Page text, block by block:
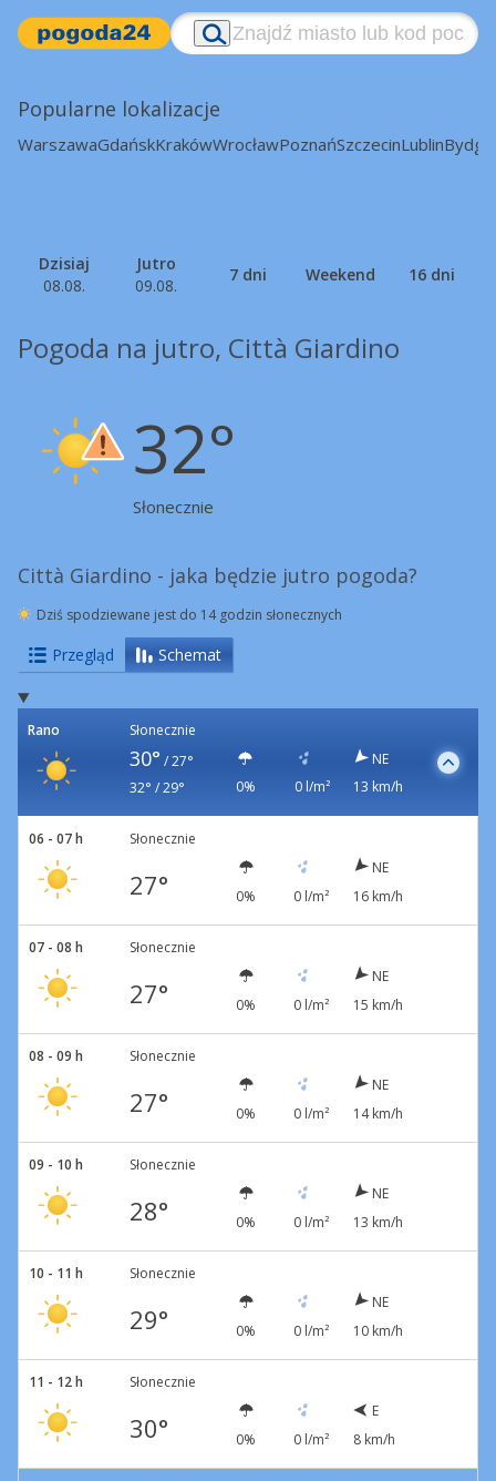
Popularne lokalizacje
WarszawaGdańskKrakówWrocławPoznańSzczecinLublin
Dzisiaj
08.08.
Jutro
09.08.
7 dni Weekend 16 dni
Pogoda na jutro, Città Giardino
32°
Słonecznie
Città Giardino - jaka będzie jutro pogoda?
Dziś spodziewane jest do 14 godzin słonecznych
Przegląd Schemat
Rano Słonecznie
30° / 27°
32° / 29°
0% 0 l/m²
NE
13 km/h
06 - 07 h Słonecznie
27° 0% 0 l/m²
NE
16 km/h
07 - 08 h Słonecznie
27° 0% 0 l/m²
NE
15 km/h
08 - 09 h Słonecznie
27° 0% 0 l/m²
NE
14 km/h
09 - 10 h Słonecznie
28° 0% 0 l/m²
NE
13 km/h
10 - 11 h Słonecznie
29° 0% 0 l/m²
NE
10 km/h
11 - 12 h Słonecznie
30° 0% 0 l/m²
E
8 km/h